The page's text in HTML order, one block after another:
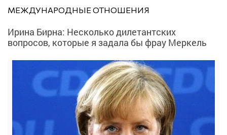
МЕЖДУНАРОДНЫЕ ОТНОШЕНИЯ
Ирина Бирна: Несколько дилетантских
вопросов, которые я задала бы фрау Меркель